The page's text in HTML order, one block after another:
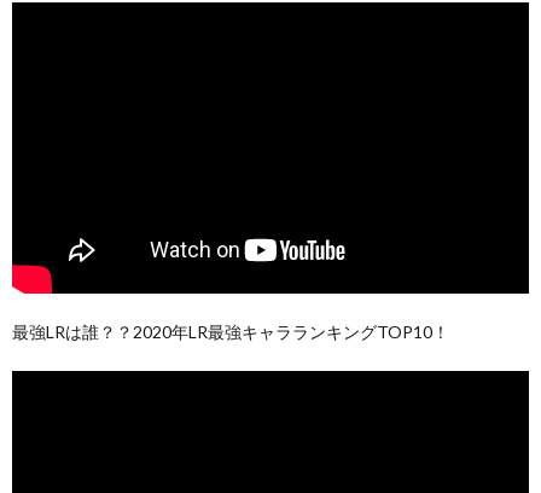
最強LRは誰？？2020年LR最強キャラランキングTOP10！